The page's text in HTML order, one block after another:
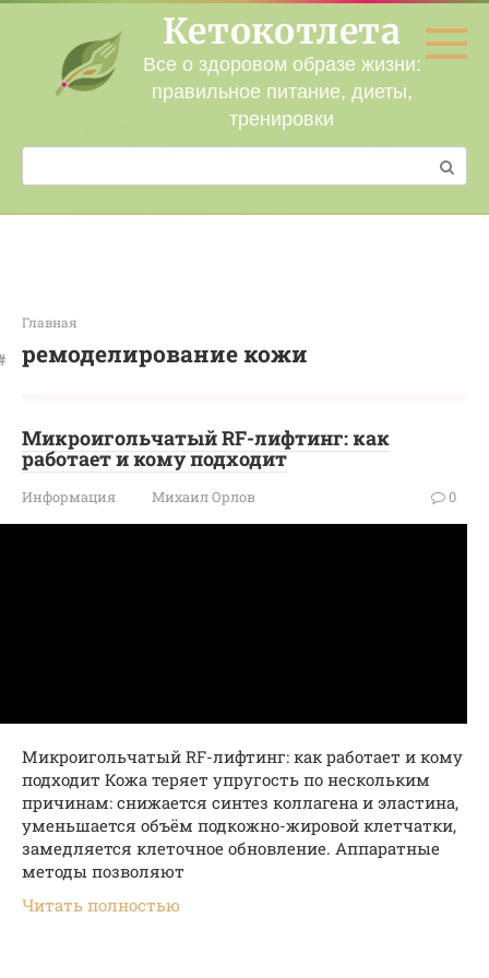
Перейти
контенту
Кетокотлета
Все о здоровом образе жизни:
правильное питание, диеты,
тренировки
Поиск:
Главная
ремоделирование кожи
Микроигольчатый RF-лифтинг: как
работает и кому подходит
Информация Михаил Орлов 0
Микроигольчатый RF-лифтинг: как работает и кому
подходит Кожа теряет упругость по нескольким
причинам: снижается синтез коллагена и эластина,
уменьшается объём подкожно-жировой клетчатки,
замедляется клеточное обновление. Аппаратные
методы позволяют
Читать полностью